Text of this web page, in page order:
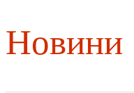
Новини